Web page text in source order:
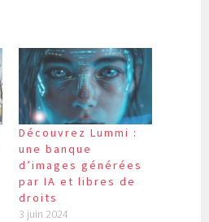
Découvrez Lummi :
une banque
d’images générées
par IA et libres de
droits
3 juin 2024